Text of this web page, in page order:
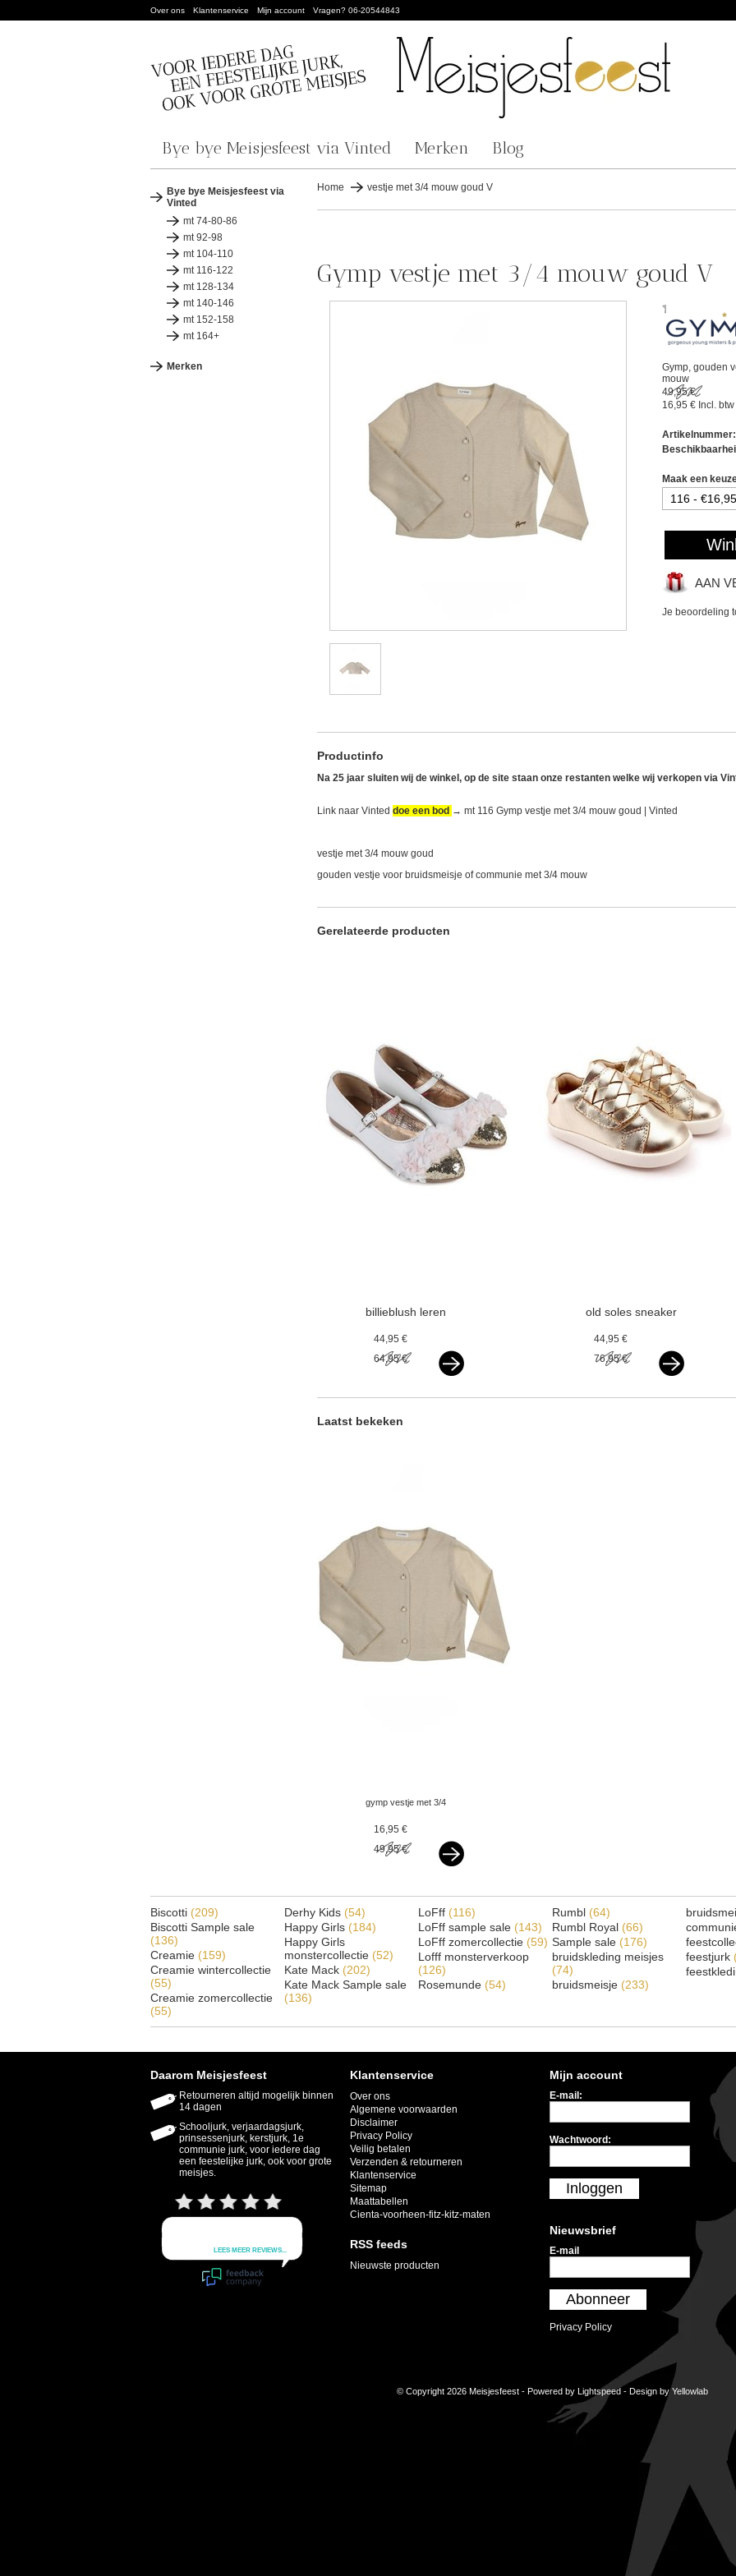
Over ons Klantenservice Mijn account Vragen? 06-20544843
Bye bye Meisjesfeest via Vinted Merken Blog
Bye bye Meisjesfeest via
Vinted
mt 74-80-86
mt 92-98
mt 104-110
mt 116-122
mt 128-134
mt 140-146
mt 152-158
mt 164+
Merken
Home vestje met 3/4 mouw goud V
Gymp vestje met 3/4 mouw goud V
Gymp, gouden
mouw
49,95 €
16,95 € Incl. btw
Artikelnummer:
Maak een
AAN
Je beoordeling
Productinfo
Na 25 jaar sluiten wij de winkel, op de site staan onze restanten welke wij verkopen via
Link naar Vinted doe een bod → mt 116 Gymp vestje met 3/4 mouw goud | Vinted
vestje met 3/4 mouw goud
gouden vestje voor bruidsmeisje of communie met 3/4 mouw
Gerelateerde producten
billieblush leren
gouden neus v
44,95 €
64,95 €
old soles sneaker
44,95 €
76,95 €
Laatst bekeken
gymp vestje met 3/4
16,95 €
49,95 €
Biscotti (209)
Biscotti Sample sale
(136)
Creamie (159)
Creamie wintercollectie
(55)
Creamie zomercollectie
(55)
Derhy Kids (54)
Happy Girls (184)
Happy Girls
monstercollectie (52)
Kate Mack (202)
Kate Mack Sample sale
(136)
LoFff (116)
LoFff sample sale (143)
LoFff zomercollectie (59)
Lofff monsterverkoop
(126)
Rosemunde (54)
Rumbl (64)
Rumbl Royal (66)
Sample sale (176)
bruidskleding meisjes
(74)
bruidsmeisje (233)
feestjurk
Daarom Meisjesfeest
Retourneren altijd mogelijk binnen
14 dagen
Schooljurk, verjaardagsjurk,
prinsessenjurk, kerstjurk, 1e
communie jurk, voor iedere dag
een feestelijke jurk, ook voor grote
meisjes.
Klantenservice
Over ons
Algemene voorwaarden
Disclaimer
Privacy Policy
Veilig betalen
Verzenden & retourneren
Klantenservice
Sitemap
Maattabellen
Cienta-voorheen-fitz-kitz-maten
RSS feeds
Nieuwste producten
Mijn account
E-mail:
Wachtwoord:
Inloggen
Nieuwsbrief
E-mail
Abonneer
Privacy Policy
© Copyright 2026 Meisjesfeest - Powered by Lightspeed- Design byYellowlab